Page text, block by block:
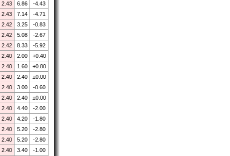
2.43 6.86
-4.43
2.43 7.14
-4.71
2.42 3.25
-0.83
2.42 5.08
-2.67
2.42 8.33
-5.92
2.40 2.00
+0.40
2.40 1.60
+0.80
2.40 2.40
±0.00
2.40 3.00
-0.60
2.40 2.40
±0.00
2.40 4.40
-2.00
2.40 4.20
-1.80
2.40 5.20
-2.80
2.40 5.20
-2.80
2.40 3.40 -1.00